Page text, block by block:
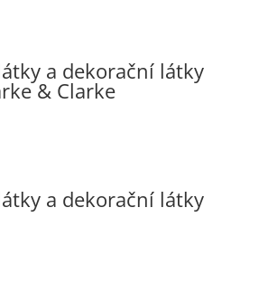
a dekorační látky
& Clarke
a dekorační látky